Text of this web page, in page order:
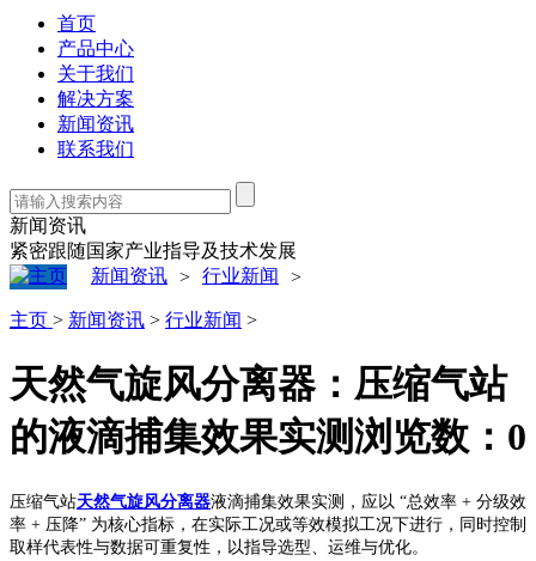
首页
产品中心
关于我们
解决方案
新闻资讯
联系我们
新闻资讯
紧密跟随国家产业指导及技术发展
新闻资讯 > 行业新闻 >
主页 > 新闻资讯 > 行业新闻 >
天然气旋风分离器：压缩气站
的液滴捕集效果实测浏览数： 0
压缩气站天然气旋风分离器液滴捕集效果实测，应以 “总效率 + 分级效
率 + 压降” 为核心指标，在实际工况或等效模拟工况下进行，同时控制
取样代表性与数据可重复性，以指导选型、运维与优化。